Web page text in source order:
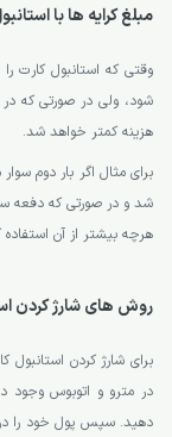
مبلغ کرایه ها با
هزینه کمتر خواهد شد.
هرچه بیشتر از آن
روش های شارژ کردن
در مترو و اتوبوس وجود
دهید. سپس پول خود را